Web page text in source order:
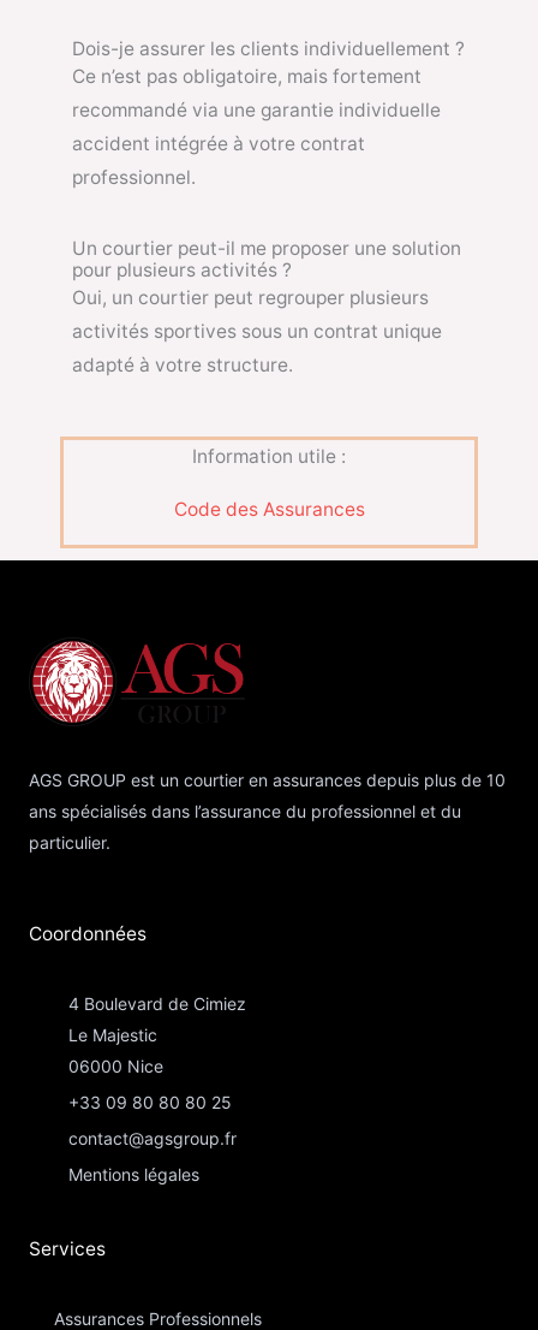
Dois-je assurer les clients individuellement ?
Ce n’est pas obligatoire, mais fortement
recommandé via une garantie individuelle
accident intégrée à votre contrat
professionnel.
Un courtier peut-il me proposer une solution
pour plusieurs activités ?
Oui, un courtier peut regrouper plusieurs
activités sportives sous un contrat unique
adapté à votre structure.
Information utile :
Code des Assurances
AGS GROUP est un courtier en assurances depuis plus de 10
ans spécialisés dans l’assurance du professionnel et du
particulier.
Coordonnées​
4 Boulevard de Cimiez
Le Majestic
06000 Nice
+33 09 80 80 80 25
contact@agsgroup.fr
Mentions légales
Services
Assurances Professionnels